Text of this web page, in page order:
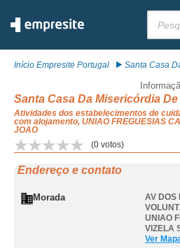
Início Empresite Portugal Santa Casa
Santa Casa Da Misericórdia De
Atividades dos estabelecimentos de
com alojamento, UNIAO FREGUESIAS
JOAO
(0 votos)
Endereço e contato
Morada
AV DOS
UNIAO
VIZELA
Ver